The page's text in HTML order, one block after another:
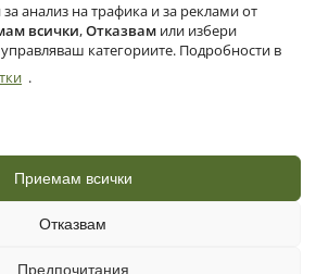
анализ на трафика и за реклами от
всички,Отказвам или избери
управляваш категориите. Подробности в
.
Приемам всички
Отказвам
Предпочитания
Политика за бисквитки (ЕС)